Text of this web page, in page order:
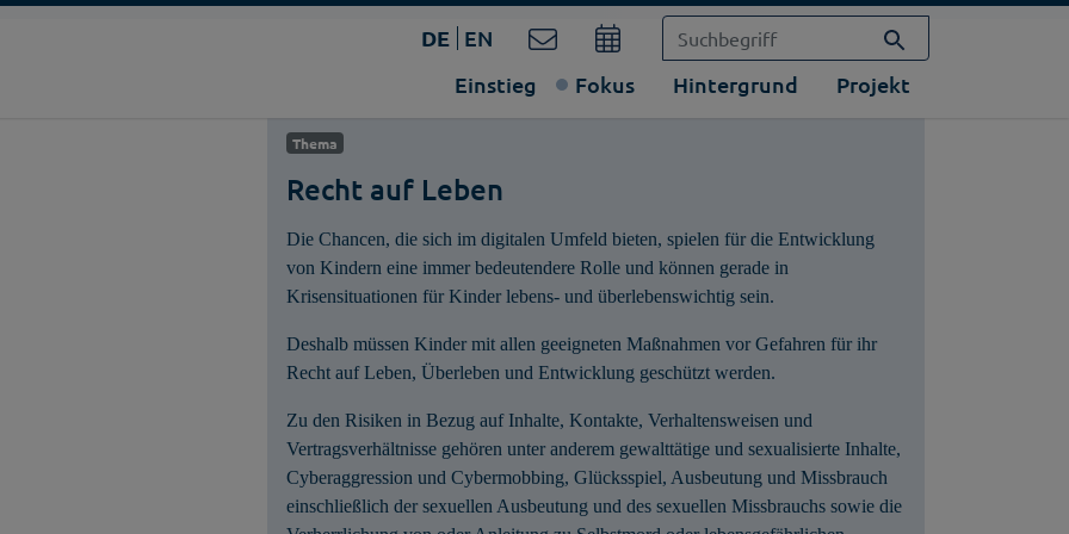
DE EN
Einstieg
Fokus Hintergrund Projekt
Thema
Recht auf Leben
Die Chancen, die sich im digitalen Umfeld bieten, spielen für die Entwicklung
von Kindern eine immer bedeutendere Rolle und können gerade in
Krisensituationen für Kinder lebens- und überlebenswichtig sein.
Deshalb müssen Kinder mit allen geeigneten Maßnahmen vor Gefahren für ihr
Recht auf Leben, Überleben und Entwicklung geschützt werden.
Zu den Risiken in Bezug auf Inhalte, Kontakte, Verhaltensweisen und
Vertragsverhältnisse gehören unter anderem gewalttätige und sexualisierte Inhalte,
Cyberaggression und Cybermobbing, Glücksspiel, Ausbeutung und Missbrauch
einschließlich der sexuellen Ausbeutung und des sexuellen Missbrauchs sowie die